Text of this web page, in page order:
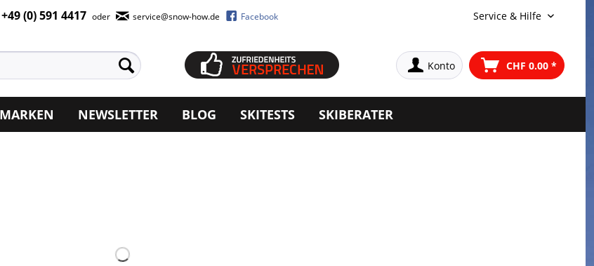
+49 (0) 591 4417 oder service@snow-how.de Facebook Service & Hilfe
Konto CHF 0.00 *
MARKEN NEWSLETTER BLOG SKITESTS SKIBERATER